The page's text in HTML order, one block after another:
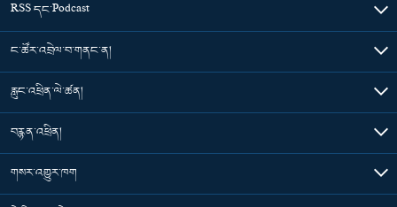
RSS དང་Podcast
ང་ཚོར་འབྲེལ་བ་གནང་ན།
རླུང་འཕྲིན་ལེ་ཚན།
བརྙན་འཕྲིན།
གསར་འགྱུར་ཁག